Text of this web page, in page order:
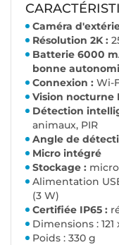
Caméra
Résolution 2K :
Batterie 6000
bonne
Connexion : Wi-
Vision nocturne
Détection
animaux, PIR
Angle de
Micro intégré
Stockage :
Alimentation
(3 W)
Certifiée IP65 :
Dimensions :
Poids : 330 g